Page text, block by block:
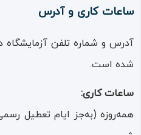
ساعات کاری و آدرس
آدرس و شماره تلفن
شده است.
ساعات کاری: